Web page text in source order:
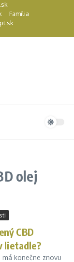
Família
olej
CBD
lietadle?
má konečne znovu